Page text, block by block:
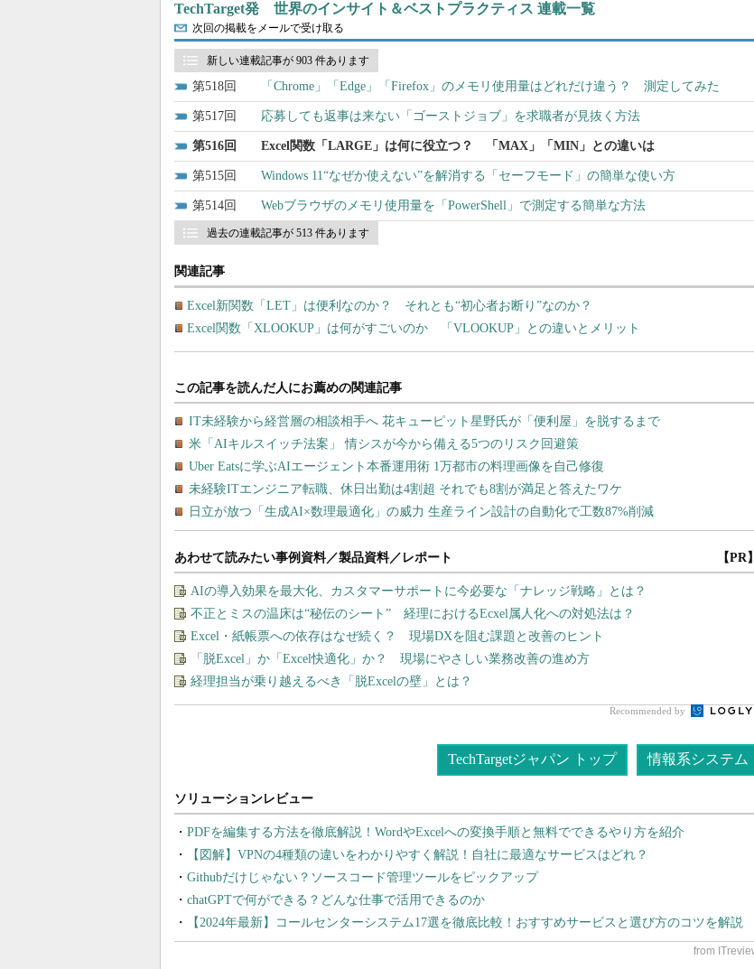
TechTarget発 世界のインサイト＆ベストプラクティス 連載一覧
次回の掲載をメールで受け取る
新しい連載記事が 903 件あります
518 「Chrome」「Edge」「Firefox」のメモリ使用量はどれだけ違う？ 測定してみた
517 応募しても返事は来ない「ゴーストジョブ」を求職者が見抜く方法
516 Excel関数「LARGE」は何に役立つ？ 「MAX」「MIN」との違いは
515 Windows 11“なぜか使えない”を解消する「セーフモード」の簡単な使い方
514 Webブラウザのメモリ使用量を「PowerShell」で測定する簡単な方法
過去の連載記事が 513 件あります
関連記事
Excel新関数「LET」は便利なのか？ それとも“初心者お断り”なのか？
Excel関数「XLOOKUP」は何がすごいのか 「VLOOKUP」との違いとメリット
あわせて読みたい事例資料／製品資料／レポート 【PR】
AIの導入効果を最大化、カスタマーサポートに今必要な「ナレッジ戦略」とは？
不正とミスの温床は“秘伝のシート” 経理におけるEcxel属人化への対処法は？
Excel・紙帳票への依存はなぜ続く？ 現場DXを阻む課題と改善のヒント
「脱Excel」か「Excel快適化」か？ 現場にやさしい業務改善の進め方
経理担当が乗り越えるべき「脱Excelの壁」とは？
Recommended by
TechTargetジャパン トップ 情報系システム
PDFを編集する方法を徹底解説！WordやExcelへの変換手順と無料でできるやり方を紹介
【図解】VPNの4種類の違いをわかりやすく解説！自社に最適なサービスはどれ？
Githubだけじゃない？ソースコード管理ツールをピックアップ
chatGPTで何ができる？どんな仕事で活用できるのか
【2024年最新】コールセンターシステム17選を徹底比較！おすすめサービスと選び方のコツを解説